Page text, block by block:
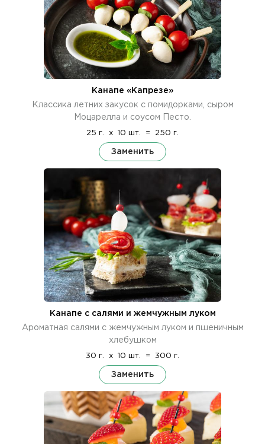
Канапе «Капрезе»
Классика летних закусок с помидорками, сыром
Моцарелла и соусом Песто.
25 г. x 10 шт. = 250 г.
Заменить
Канапе с салями и жемчужным луком
Ароматная салями с жемчужным луком и пшеничным
хлебушком
30 г. x 10 шт. = 300 г.
Заменить